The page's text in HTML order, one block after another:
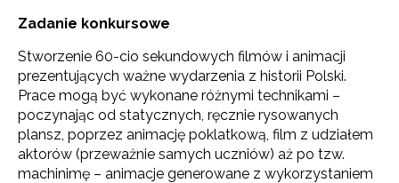
Zadanie konkursowe
Stworzenie 60-cio sekundowych filmów i animacji
prezentujących ważne wydarzenia z historii Polski.
Prace mogą być wykonane różnymi technikami –
poczynając od statycznych, ręcznie rysowanych
plansz, poprzez animację poklatkową, film z udziałem
aktorów (przeważnie samych uczniów) aż po tzw.
machinimę – animacje generowane z wykorzystaniem